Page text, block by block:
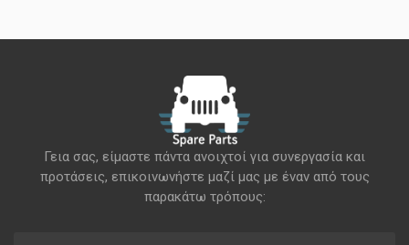
Γεια σας, είμαστε πάντα ανοιχτοί για συνεργασία και
προτάσεις, επικοινωνήστε μαζί μας με έναν από τους
παρακάτω τρόπους: